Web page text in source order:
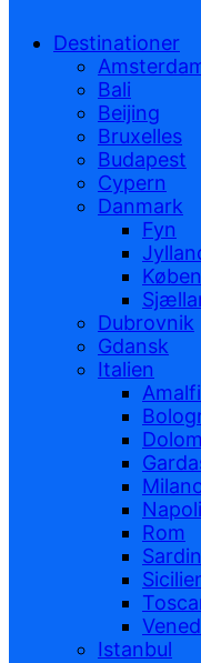
Destinationer
Bali
Beijing
Bruxelles
Budapest
Cypern
Danmark
Fyn
Dubrovnik
Gdansk
Italien
Napoli
Rom
Istanbul